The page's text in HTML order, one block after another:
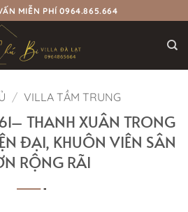
MIỄN PHÍ 0964.865.664
/ VILLA TẦM TRUNG
THANH XUÂN TRONG
ĐẠI, KHUÔN VIÊN SÂN
RỘNG RÃI